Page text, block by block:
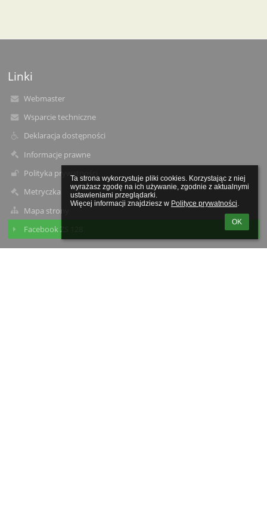
Ta strona wykorzystuje pliki cookies. Korzystając z niej
wyrażasz zgodę na ich używanie, zgodnie z aktualnymi
ustawieniami przeglądarki.
Więcej informacji znajdziesz w Polityce prywatności.
OK
Linki
Webmaster
Wsparcie techniczne
Deklaracja dostępności
Informacje prawne
Polityka prywatności
Metryczka
Mapa strony
Facebook ZS 128
Kontakty